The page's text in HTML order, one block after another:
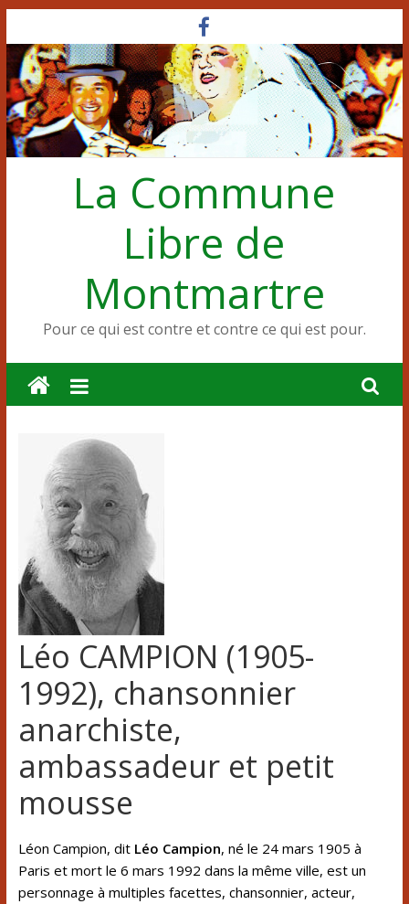
au
contenu
La Commune
Libre de
Montmartre
Pour ce qui est contre et contre ce qui est pour.
Léo CAMPION (1905-
1992), chansonnier
anarchiste,
ambassadeur et petit
mousse
Léon Campion, dit Léo Campion, né le 24 mars 1905 à
Paris et mort le 6 mars 1992 dans la même ville, est un
personnage à multiples facettes, chansonnier, acteur,